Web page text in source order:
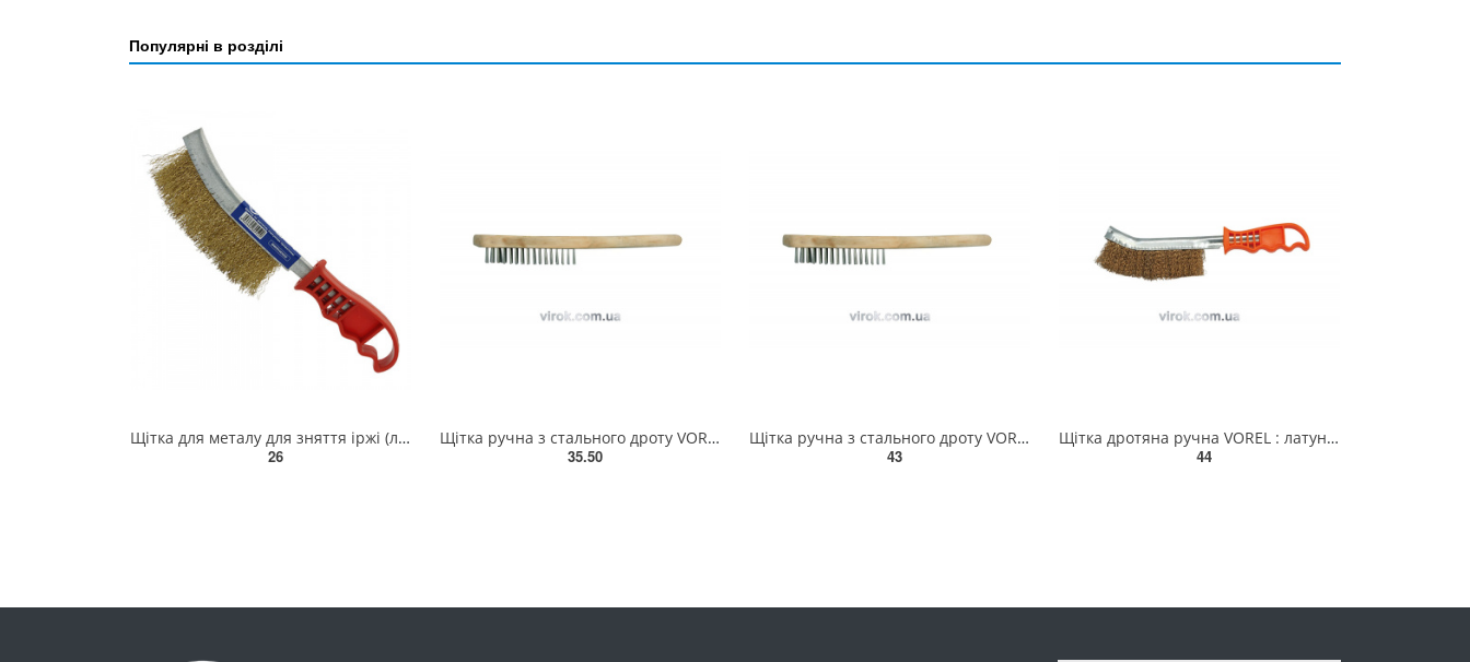
Популярні в розділі
Щітка для металу для зняття іржі (латунний дріт, пластикова ручка) СТАНДАРТ BWPH0102
26
Щітка ручна з стального дроту VOREL, 3 ряди [12/120] 06930
35.50
Щітка ручна з стального дроту VOREL, 5 рядів [12/120] 06950
43
Щітка дротяна ручна VOREL : латунний дріт, пластикова ручка [25/100] 06965
44